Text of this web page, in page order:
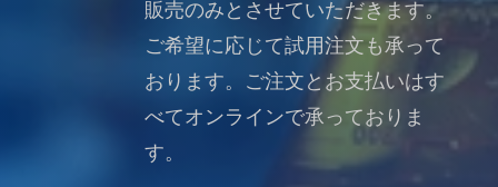
販売のみとさせていただきます。
ご希望に応じて試用注文も承って
おります。ご注文とお支払いはす
べてオンラインで承っておりま
す。